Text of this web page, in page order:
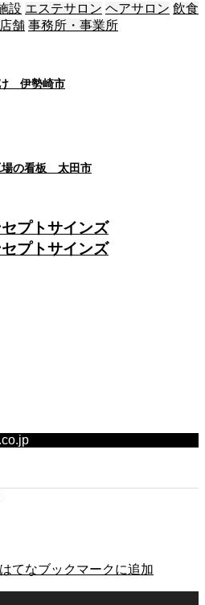
設 エステサロン ヘアサロン 飲食
舗 事務所・事業所
け 伊勢崎市
の看板 太田市